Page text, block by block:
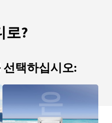
로?
택하십시오:
은